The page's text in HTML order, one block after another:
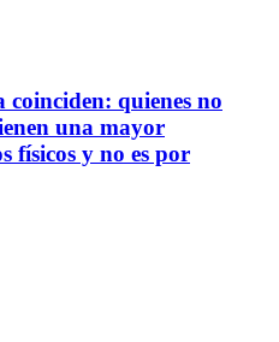
coinciden: quienes no
una mayor
físicos y no es por